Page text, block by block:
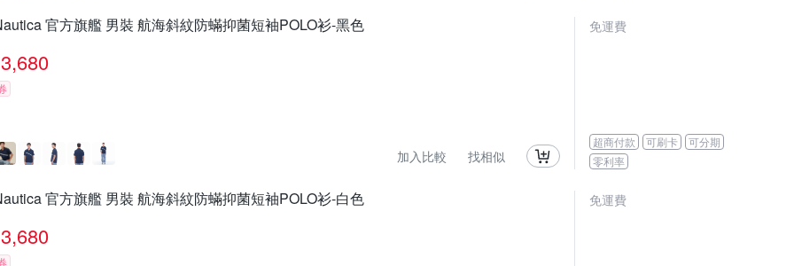
官方旗艦 男裝 航海斜紋防蟎抑菌短袖POLO衫-黑色
3,680
加入比較 找相似
免運費
超商付款 可刷卡
可分期
零利率
官方旗艦 男裝 航海斜紋防蟎抑菌短袖POLO衫-白色
3,680
免運費